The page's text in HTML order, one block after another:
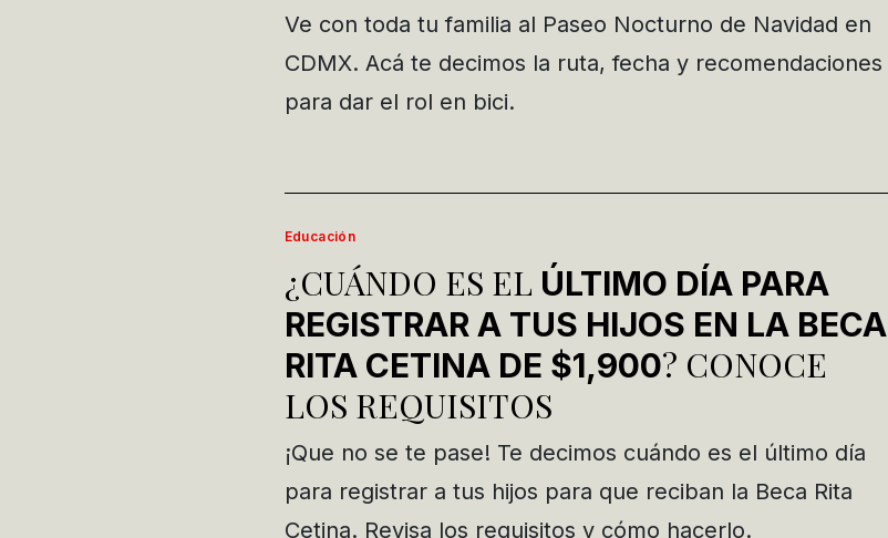
Ve con toda tu familia al Paseo Nocturno de Navidad en
CDMX. Acá te decimos la ruta, fecha y recomendaciones
para dar el rol en bici.
Educación
¿CUÁNDO ES EL ÚLTIMO DÍA PARA
REGISTRAR A TUS HIJOS EN LA BECA
RITA CETINA DE $1,900? CONOCE
LOS REQUISITOS
¡Que no se te pase! Te decimos cuándo es el último día
para registrar a tus hijos para que reciban la Beca Rita
Cetina. Revisa los requisitos y cómo hacerlo.